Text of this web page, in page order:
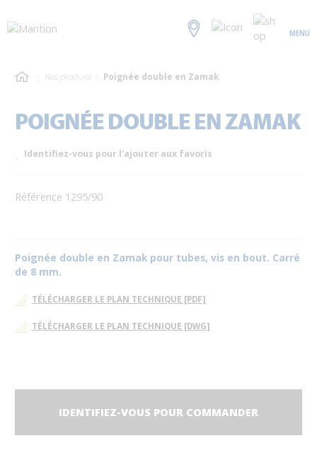
MENU
Nos produits Poignée double en Zamak
POIGNÉE DOUBLE EN ZAMAK
Identifiez-vous pour l'ajouter aux favoris
Référence 1295/90
Poignée double en Zamak pour tubes, vis en bout. Carré
de 8 mm.
TÉLÉCHARGER LE PLAN TECHNIQUE [PDF]
TÉLÉCHARGER LE PLAN TECHNIQUE [DWG]
IDENTIFIEZ-VOUS POUR COMMANDER